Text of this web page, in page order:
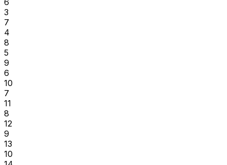
6
3
7
4
8
5
9
6
10
7
11
8
12
9
13
10